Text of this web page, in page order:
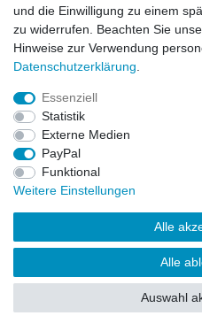
und die Einwilligung zu einem
zu widerrufen. Beachten Sie
Hinweise zur Verwendung
Daten­schutz­erklärung
Essenziell
Statistik
Externe Medien
PayPal
Funktional
Weitere Einstellungen
Alle
Alle
Auswahl